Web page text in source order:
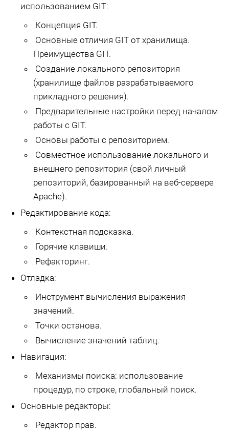
использованием GIT:
Концепция GIT.
Основные отличия GIT от хранилища.
Преимущества GIT.
Создание локального репозитория
(хранилище файлов разрабатываемого
прикладного решения).
Предварительные настройки перед началом
работы с GIT.
Основы работы с репозиторием.
Совместное использование локального и
внешнего репозитория (свой личный
репозиторий, базированный на веб-сервере
Apache).
Редактирование кода:
Контекстная подсказка.
Горячие клавиши.
Рефакторинг.
Отладка:
Инструмент вычисления выражения
значений.
Точки останова.
Вычисление значений таблиц.
Навигация:
Механизмы поиска: использование
процедур, по строке, глобальный поиск.
Основные редакторы:
Редактор прав.